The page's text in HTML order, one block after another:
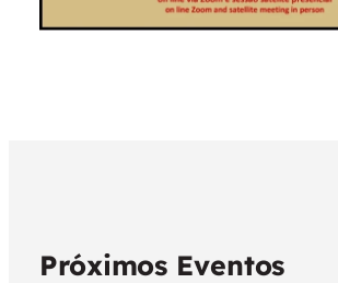
Próximos Eventos